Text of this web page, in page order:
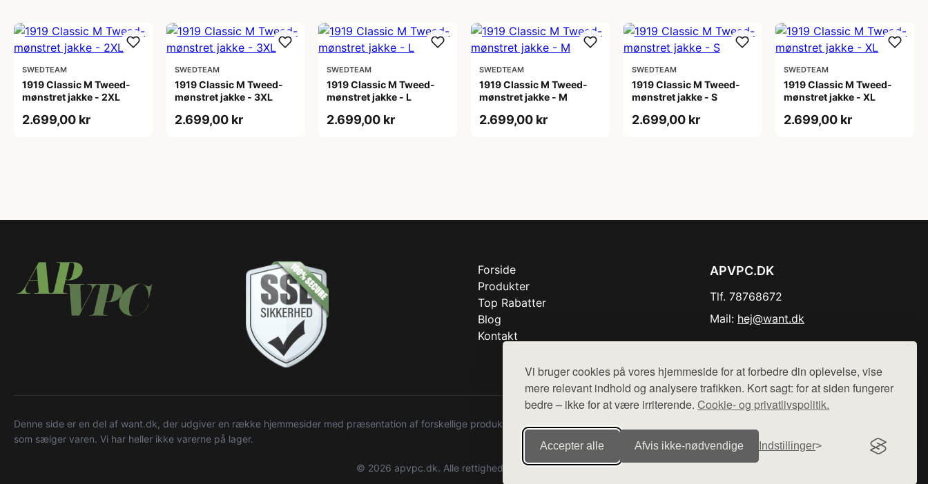
Vi bruger cookies på vores hjemmeside for at forbedre din oplevelse, vise
mere relevant indhold og analysere trafikken. Kort sagt: for at siden fungerer
bedre – ikke for at være irriterende. Cookie- og privatlivspolitik.
Accepter alle Afvis ikke‑nødvendige Indstillinger
SWEDTEAM
1919 Classic M Tweed-
mønstret jakke - 2XL
2.699,00 kr
SWEDTEAM
1919 Classic M Tweed-
mønstret jakke - 3XL
2.699,00 kr
SWEDTEAM
1919 Classic M Tweed-
mønstret jakke - L
2.699,00 kr
SWEDTEAM
1919 Classic M Tweed-
mønstret jakke - M
2.699,00 kr
SWEDTEAM
1919 Classic M Tweed-
mønstret jakke - S
2.699,00 kr
SWEDTEAM
1919 Classic M Tweed-
mønstret jakke - XL
2.699,00 kr
Forside
Produkter
Top Rabatter
Blog
Kontakt
APVPC.DK
Tlf. 78768672
Mail: hej@want.dk
Denne side er en del af want.dk, der udgiver en række hjemmesider med præsentation af forskellige produkter fra diverse webshops. Der sælges ikke varer fra denne side - vi henviser til de shops,
som sælger varen. Vi har heller ikke varerne på lager.
© 2026 apvpc.dk. Alle rettigheder forbeholdes.